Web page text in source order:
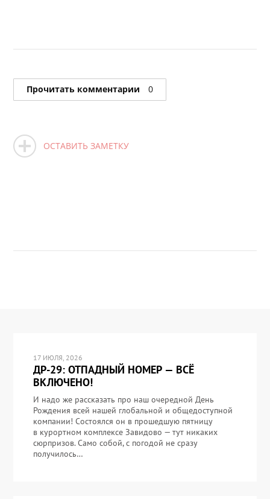
Прочитать комментарии 0
ОСТАВИТЬ ЗАМЕТКУ
17 ИЮЛЯ, 2026
ДР-29: ОТПАДНЫЙ НОМЕР — ВСЁ
ВКЛЮЧЕНО!
И надо же рассказать про наш очередной День
Рождения всей нашей глобальной и общедоступной
компании! Состоялся он в прошедшую пятницу
в курортном комплексе Завидово — тут никаких
сюрпризов. Само собой, с погодой не сразу
получилось…